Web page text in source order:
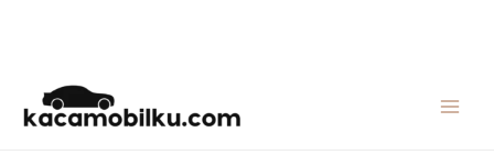
content